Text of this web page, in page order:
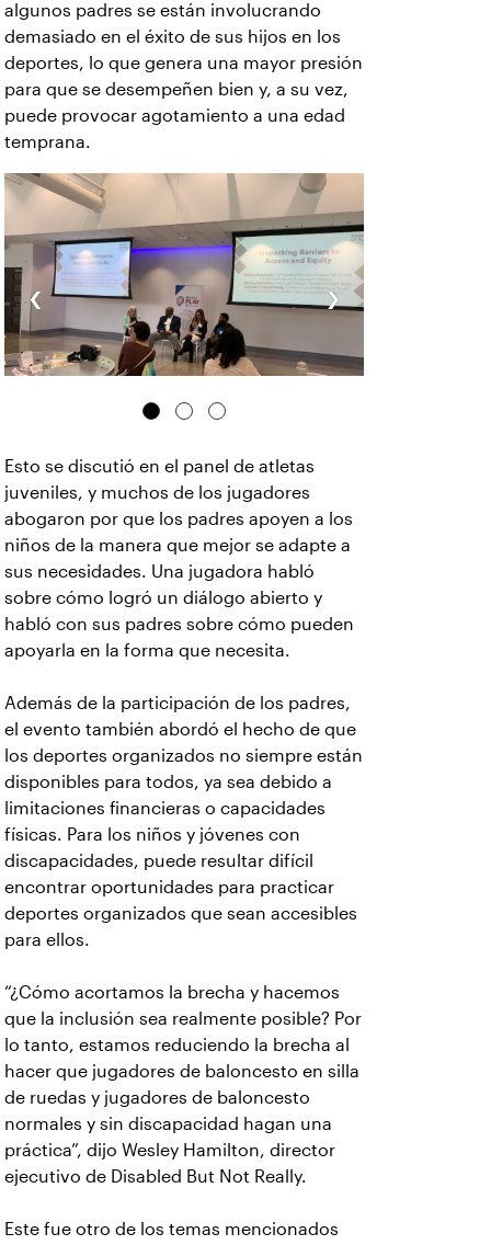
algunos padres se están involucrando
demasiado en el éxito de sus hijos en los
deportes, lo que genera una mayor presión
para que se desempeñen bien y, a su vez,
puede provocar agotamiento a una edad
temprana.
‹ ›
Esto se discutió en el panel de atletas
juveniles, y muchos de los jugadores
abogaron por que los padres apoyen a los
niños de la manera que mejor se adapte a
sus necesidades. Una jugadora habló
sobre cómo logró un diálogo abierto y
habló con sus padres sobre cómo pueden
apoyarla en la forma que necesita.
Además de la participación de los padres,
el evento también abordó el hecho de que
los deportes organizados no siempre están
disponibles para todos, ya sea debido a
limitaciones financieras o capacidades
físicas. Para los niños y jóvenes con
discapacidades, puede resultar difícil
encontrar oportunidades para practicar
deportes organizados que sean accesibles
para ellos.
“¿Cómo acortamos la brecha y hacemos
que la inclusión sea realmente posible? Por
lo tanto, estamos reduciendo la brecha al
hacer que jugadores de baloncesto en silla
de ruedas y jugadores de baloncesto
normales y sin discapacidad hagan una
práctica”, dijo Wesley Hamilton, director
ejecutivo de Disabled But Not Really.
Este fue otro de los temas mencionados